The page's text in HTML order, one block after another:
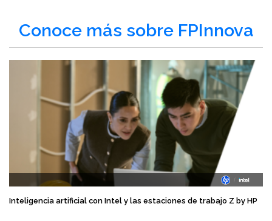
Conoce más sobre FPInnova
Inteligencia artificial con Intel y las estaciones de trabajo Z by HP